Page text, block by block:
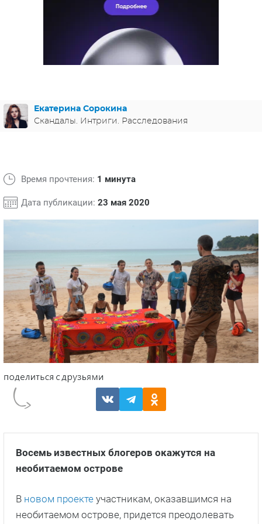
ГЕРМАНИЯ
СПОЙЛЕРЫ ИЗ СЕРИАЛОВ
Екатерина Сорокина
Скандалы. Интриги. Расследования
Время прочтения: 1 минута
Дата публикации: 23 мая 2020
Восемь известных блогеров окажутся на
необитаемом острове
В новом проекте участникам, оказавшимся на
необитаемом острове, придется преодолевать